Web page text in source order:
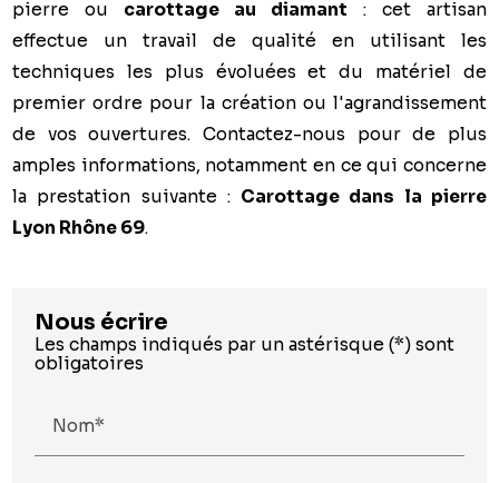
pierre ou carottage au diamant : cet artisan
effectue un travail de qualité en utilisant les
techniques les plus évoluées et du matériel de
premier ordre pour la création ou l'agrandissement
de vos ouvertures. Contactez-nous pour de plus
amples informations, notamment en ce qui concerne
la prestation suivante : Carottage dans la pierre
Lyon Rhône 69.
Nous écrire
Les champs indiqués par un astérisque (*) sont
obligatoires
Nom*